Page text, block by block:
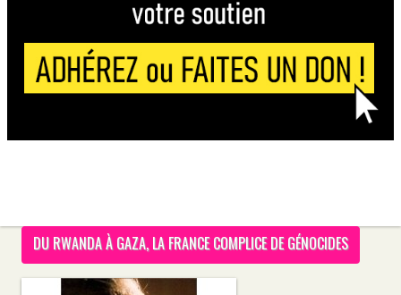
DU RWANDA À GAZA, LA FRANCE COMPLICE DE GÉNOCIDES